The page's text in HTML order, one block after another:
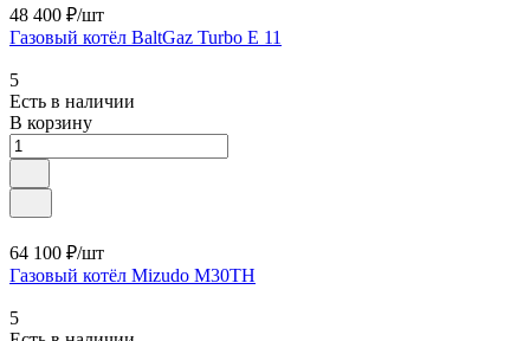
48 400 ₽/шт
Газовый котёл BaltGaz Turbo E 11
5
Есть в наличии
В корзину
64 100 ₽/шт
Газовый котёл Mizudo M30TH
5